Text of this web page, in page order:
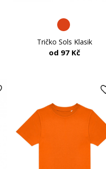
Tričko Sols Klasik
od 97 Kč